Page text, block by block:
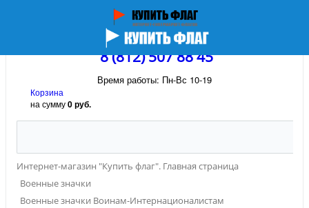
8 (812) 507 88 45
Время работы: Пн-Вс 10-19
Корзина
на сумму0 руб.
Интернет-магазин "Купить флаг". Главная страница
Военные значки
Военные значки Воинам-Интернационалистам